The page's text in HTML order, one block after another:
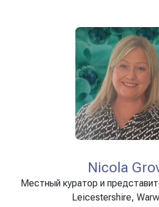
Nicola
Местный куратор и
Leicestershire,